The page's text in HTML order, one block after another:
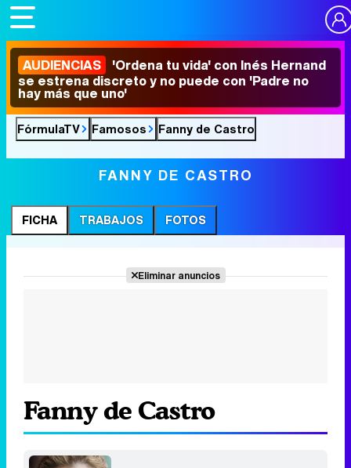
AUDIENCIAS 'Ordena tu vida' con Inés Hernand
se estrena discreto y no puede con 'Padre no
hay más que uno'
FórmulaTV Famosos Fanny de Castro
FANNY DE CASTRO
FICHA TRABAJOS FOTOS
Eliminar anuncios
Fanny de Castro